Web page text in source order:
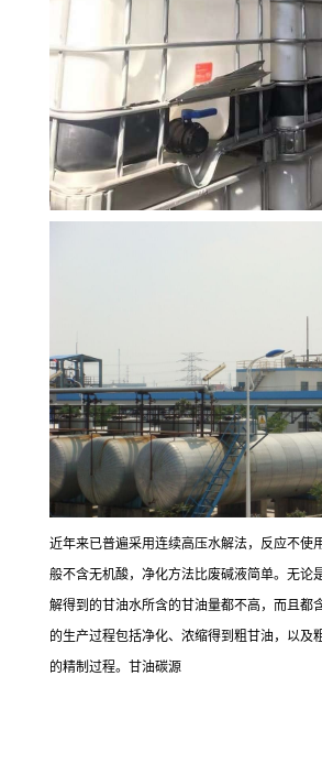
近年来已普遍采用连续高压水解法，反应不使
般不含无机酸，净化方法比废碱液简单。无论
解得到的甘油水所含的甘油量都不高，而且都
的生产过程包括净化、浓缩得到粗甘油，以及
的精制过程。甘油碳源